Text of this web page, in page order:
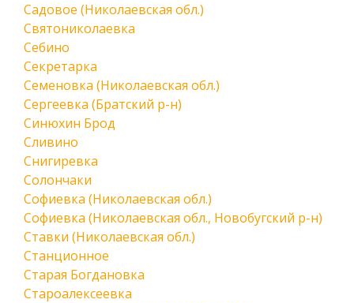
Садовое (Николаевская обл.)
Святониколаевка
Себино
Секретарка
Семеновка (Николаевская обл.)
Сергеевка (Братский р-н)
Синюхин Брод
Сливино
Снигиревка
Солончаки
Софиевка (Николаевская обл.)
Софиевка (Николаевская обл., Новобугский р-н)
Ставки (Николаевская обл.)
Станционное
Старая Богдановка
Староалексеевка